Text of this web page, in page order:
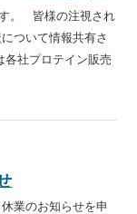
。 皆様の注視され
ついて情報共有さ
社プロテイン販売
業のお知らせを申